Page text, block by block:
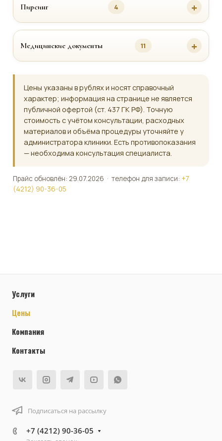
Пирсинг 4
Медицинские документы 11
Цены указаны в рублях и носят справочный
характер; информация на странице не является
публичной офертой (ст. 437 ГК РФ). Точную
стоимость с учётом консультации, расходных
материалов и объёма процедуры уточняйте у
администратора клиники. Есть противопоказания
— необходима консультация специалиста.
Прайс обновлён: 29.07.2026 · телефон для записи: +7
(4212) 90-36-05
Услуги
Цены
Компания
Контакты
Подписаться на рассылку
+7 (4212) 90-36-05